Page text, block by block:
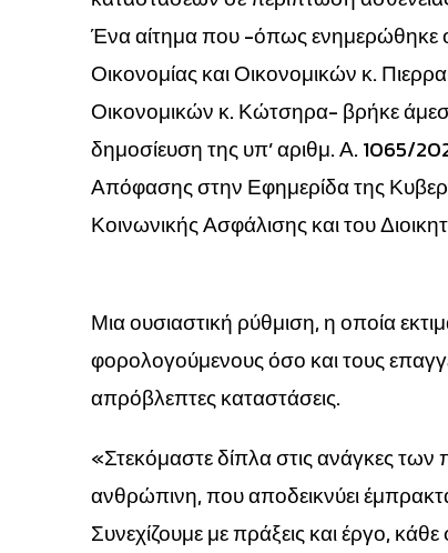
Ένα αίτημα που -όπως ενημερώθηκε
Οικονομίας και Οικονομικών κ.
Οικονομικών κ. Κώτσηρα- βρήκε
δημοσίευση της υπ’ αριθμ. Α. 1065/
Απόφασης στην Εφημερίδα της
Κοινωνικής Ασφάλισης και του
Μια ουσιαστική ρύθμιση, η οποία
φορολογούμενους όσο και τους
απρόβλεπτες καταστάσεις.
«Στεκόμαστε δίπλα στις ανάγκες των
ανθρώπινη, που αποδεικνύει
Συνεχίζουμε με πράξεις και έργο,